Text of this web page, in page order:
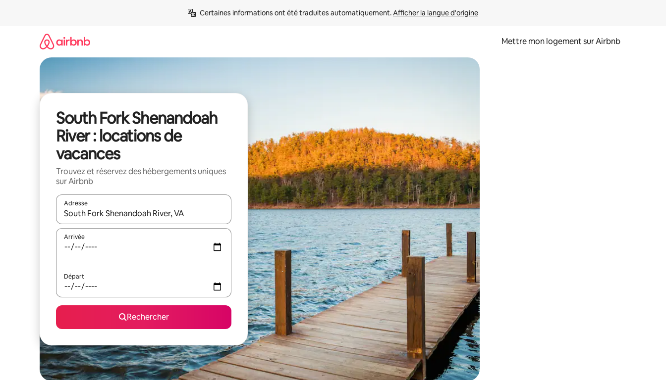
Certaines informations ont été traduites automatiquement. Afficher la langue d'origine
Mettre mon logement sur Airbnb
South Fork Shenandoah
River : locations de
vacances
Trouvez et réservez des hébergements uniques
sur Airbnb
Adresse
Lorsque les résultats s'affichent, utilisez les flèches vers le haut et vers le bas pour les parcourir ou en appuyant et en faisant glisser.
Arrivée
Départ
Rechercher